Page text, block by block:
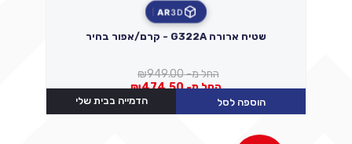
3D
AR
שטיח ארורה G322A - קרם/אפור בהיר
החל מ- ₪949.00
החל מ-
₪474.50
הוספה לסל הדמייה בבית שלי